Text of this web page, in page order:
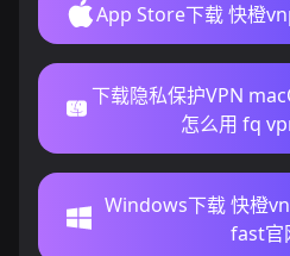
App Store下载 快橙
下载隐私保护VPN
怎么用 fq
Windows下载 快橙
fast官